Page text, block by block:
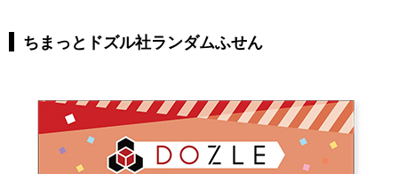
ちまっとドズル社ランダムふせん